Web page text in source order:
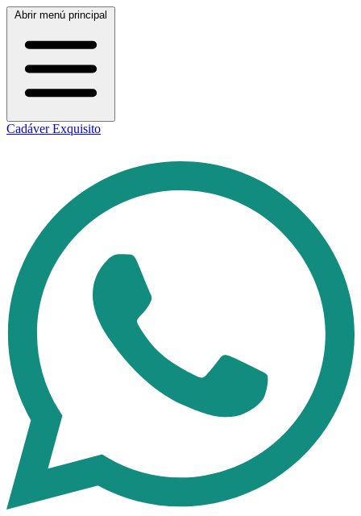
Abrir menú principal
Cadáver Exquisito